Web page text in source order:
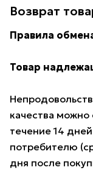
Возврат
Правила
Товар
качества можно
течение 14
потребителю
дня после